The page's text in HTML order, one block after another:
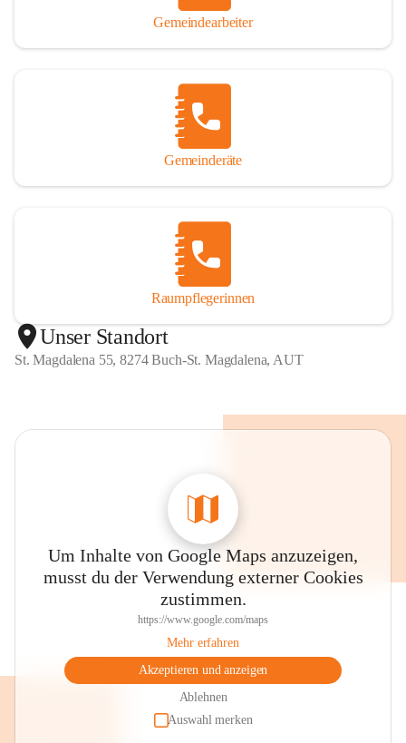
Gemeindearbeiter
Gemeinderäte
Raumpflegerinnen
Unser Standort
St. Magdalena 55, 8274 Buch-St. Magdalena, AUT
Um Inhalte von Google Maps anzuzeigen,
musst du der Verwendung externer Cookies
zustimmen.
https://www.google.com/maps
Mehr erfahren
Akzeptieren und anzeigen
Ablehnen
Auswahl merken